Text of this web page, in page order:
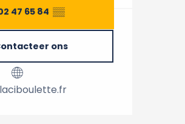
47 65 84 ▒▒
ons